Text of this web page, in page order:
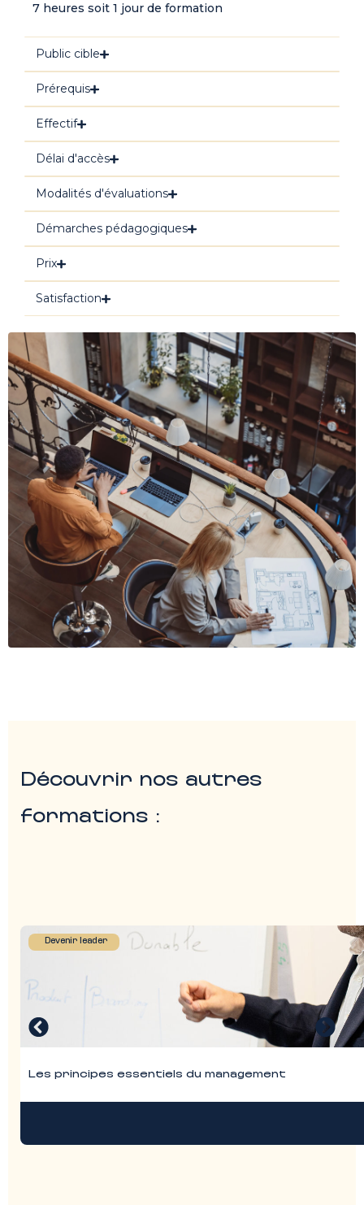
7 heures soit 1 jour de formation
Public cible
Prérequis
Effectif
Délai d'accès
Modalités d'évaluations
Démarches pédagogiques
Prix
Satisfaction
Découvrir nos autres
formations :
Devenir leader
Les principes essentiels du management